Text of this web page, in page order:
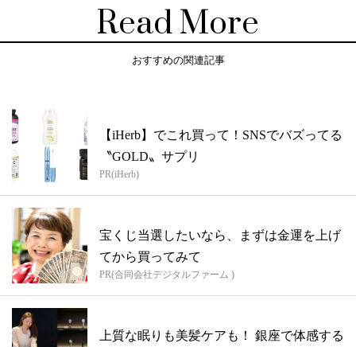
Read More
おすすめの関連記事
【iHerb】でこれ買って！SNSでバズってる
〝GOLD〟サプリ
PR(iHerb)
宝くじ当選したいなら、まずは金運を上げ
てから買ってみて
PR(合同会社デジタルファーム )
上質な眠りも美髪ケアも！ 銀座で体感する